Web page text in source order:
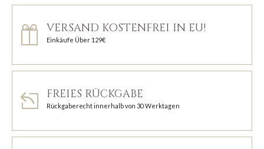
VERSAND KOSTENFREI IN EU!
Einkäufe Über 129€
FREIES RÜCKGABE
Rückgaberecht innerhalb von 30 Werktagen